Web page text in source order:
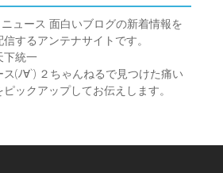
ュース 面白いブログの新着情報を
するアンテナサイトです。
下統一
(ﾉ∀`) ２ちゃんねるで見つけた痛い
ックアップしてお伝えします。